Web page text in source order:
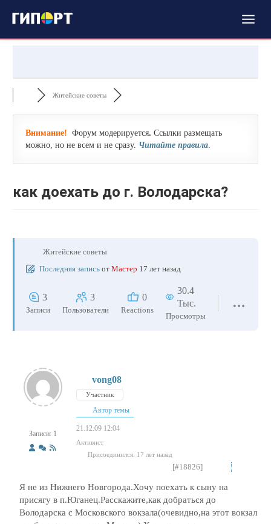
Житейские советы
Внимание! Форум модерируется. Ссылки размещать
можно, но не всем и не сразу. Читайте правила.
как доехать до г. Володарска?
Житейские советы
Последняя запись от Мастер 17 лет назад
3
Записи
3
Пользователи
0
Reactions
30.4
Тыс.
Просмотры
Записи: 1
vong08
Участник
Автор темы
21.12.09 12:04
Активист
Присоединился: 17 лет назад
[#18826]
Я не из Нижнего Новгорода.Хочу поехать к сыну на
присягу в п.Юганец.Расскажите,как добраться до
Володарска с Московского вокзала(очевидно,на этот вокзал